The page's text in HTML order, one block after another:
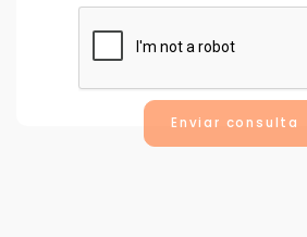
Enviar consulta